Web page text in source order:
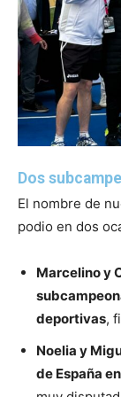
Dos
El nombre de
podio en dos
Marcelino y
deportivas,
Noelia y
de España